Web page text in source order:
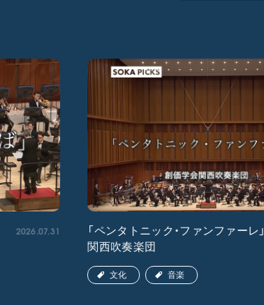
2026.07.31
「ペンタトニック・ファンファーレ」
関西吹奏楽団
文化 音楽